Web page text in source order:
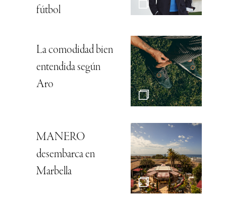
fútbol
La comodidad bien
entendida según
Aro
MANERO
desembarca en
Marbella